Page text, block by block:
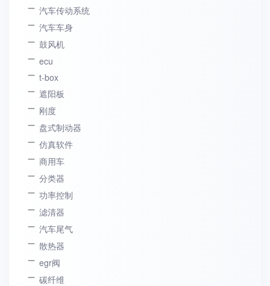
汽车传动系统
汽车车身
鼓风机
ecu
t-box
遮阳板
刚度
盘式制动器
仿真软件
商用车
分类器
功率控制
滤清器
汽车尾气
散热器
egr阀
碳纤维